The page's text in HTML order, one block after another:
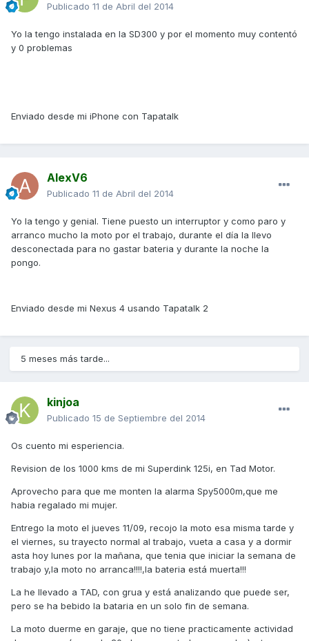
Publicado 11 de Abril del 2014
Yo la tengo instalada en la SD300 y por el momento muy contentó
y 0 problemas
Enviado desde mi iPhone con Tapatalk
AlexV6
Publicado 11 de Abril del 2014
Yo la tengo y genial. Tiene puesto un interruptor y como paro y
arranco mucho la moto por el trabajo, durante el día la llevo
desconectada para no gastar bateria y durante la noche la
pongo.
Enviado desde mi Nexus 4 usando Tapatalk 2
5 meses más tarde...
kinjoa
Publicado 15 de Septiembre del 2014
Os cuento mi esperiencia.
Revision de los 1000 kms de mi Superdink 125i, en Tad Motor.
Aprovecho para que me monten la alarma Spy5000m,que me
habia regalado mi mujer.
Entrego la moto el jueves 11/09, recojo la moto esa misma tarde y
el viernes, su trayecto normal al trabajo, vueta a casa y a dormir
asta hoy lunes por la mañana, que tenia que iniciar la semana de
trabajo y,la moto no arranca!!!!,la bateria está muerta!!!
La he llevado a TAD, con grua y está analizando que puede ser,
pero se ha bebido la bataria en un solo fin de semana.
La moto duerme en garaje, que no tiene practicamente actividad